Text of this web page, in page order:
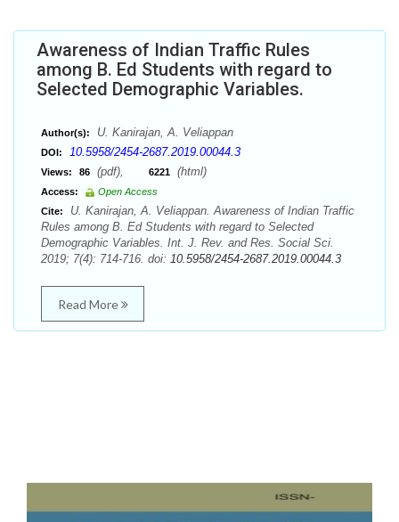
Awareness of Indian Traffic Rules
among B. Ed Students with regard to
Selected Demographic Variables.
Author(s): U. Kanirajan, A. Veliappan
DOI: 10.5958/2454-2687.2019.00044.3
Views: 86 (pdf), 6221 (html)
Access:
Open Access
Cite:
U. Kanirajan, A. Veliappan. Awareness of Indian Traffic
Rules among B. Ed Students with regard to Selected
Demographic Variables. Int. J. Rev. and Res. Social Sci.
2019; 7(4): 714-716. doi: 10.5958/2454-2687.2019.00044.3
Read More